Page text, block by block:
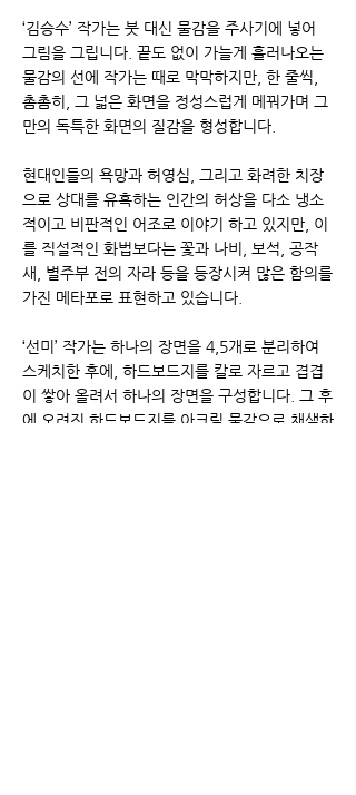
‘김승수’ 작가는 붓 대신 물감을 주사기에 넣어
그림을 그립니다. 끝도 없이 가늘게 흘러나오는
물감의 선에 작가는 때로 막막하지만, 한 줄씩,
촘촘히, 그 넓은 화면을 정성스럽게 메꿔가며 그
만의 독특한 화면의 질감을 형성합니다.
현대인들의 욕망과 허영심, 그리고 화려한 치장
으로 상대를 유혹하는 인간의 허상을 다소 냉소
적이고 비판적인 어조로 이야기 하고 있지만, 이
를 직설적인 화법보다는 꽃과 나비, 보석, 공작
새, 별주부 전의 자라 등을 등장시켜 많은 함의를
가진 메타포로 표현하고 있습니다.
‘선미’ 작가는 하나의 장면을 4,5개로 분리하여
스케치한 후에, 하드보드지를 칼로 자르고 겹겹
이 쌓아 올려서 하나의 장면을 구성합니다. 그 후
에 오려진 하드보드지를 아크릴 물감으로 채색하